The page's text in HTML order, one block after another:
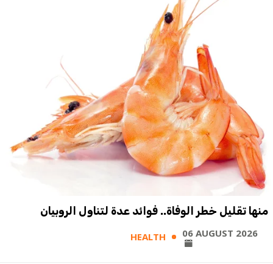
منها تقليل خطر الوفاة.. فوائد عدة لتناول الروبيان
HEALTH 06 AUGUST 2026